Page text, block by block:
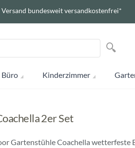
Versand bundesweit versandkostenfrei*
Suche
Suche
Büro Kinderzimmer
2er Set
Gartenstühle Coachella wetterfeste